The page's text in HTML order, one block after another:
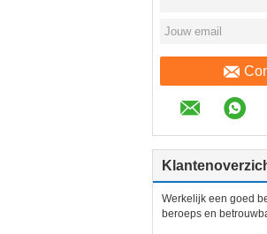
Werkelijk een goed
beroeps en